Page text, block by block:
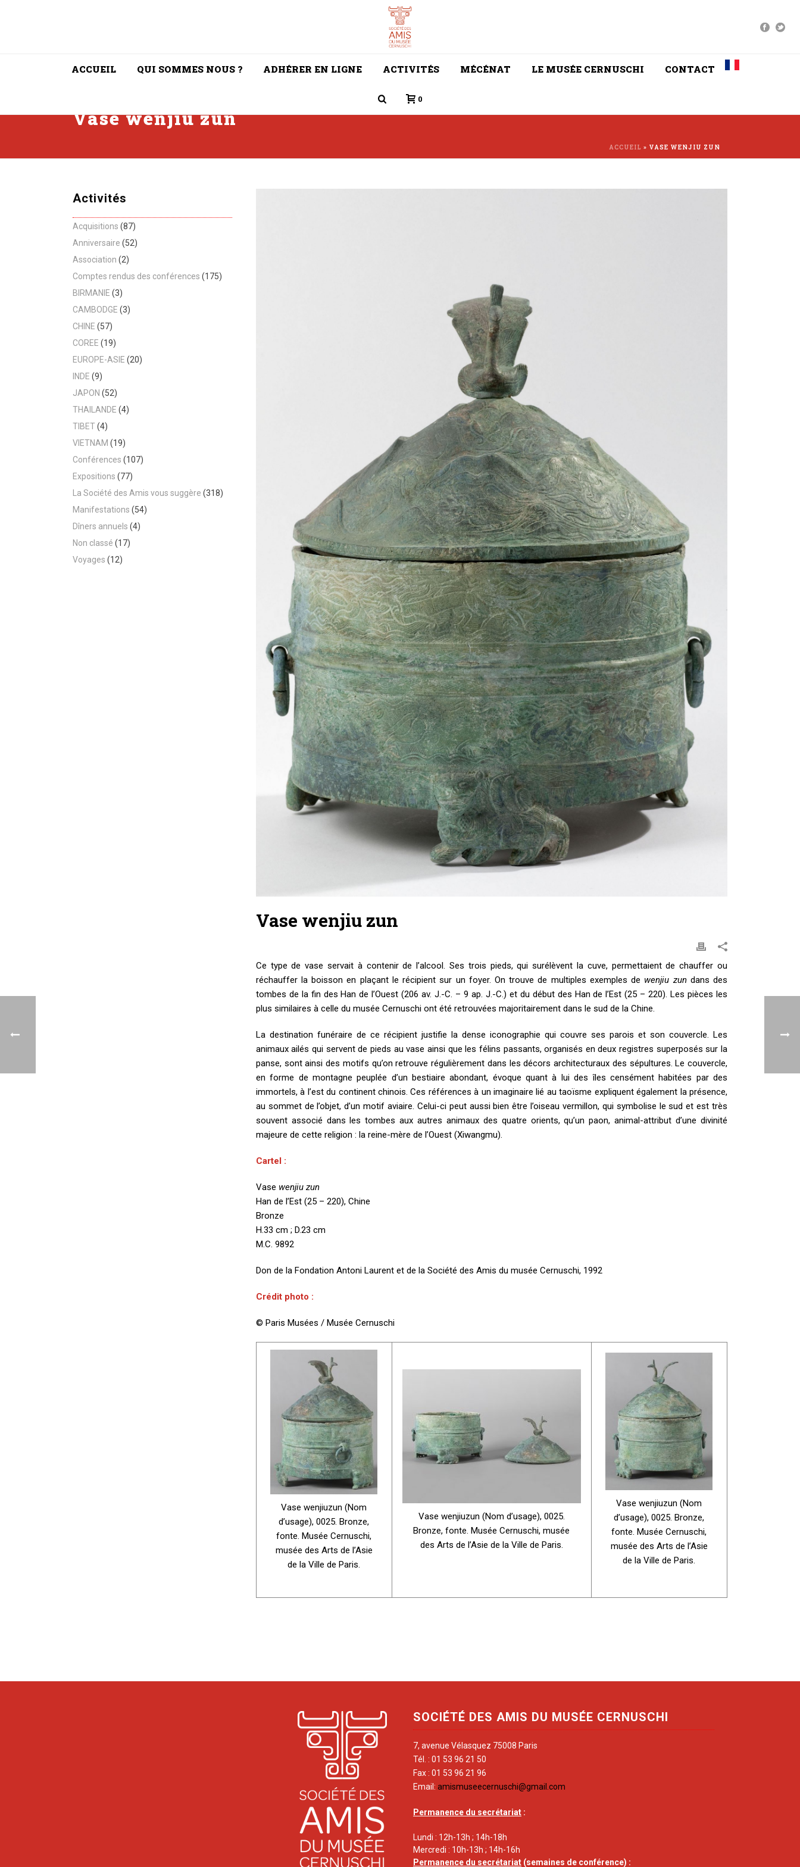
ACCUEIL QUI SOMMES NOUS ? ADHÉRER EN LIGNE ACTIVITÉS MÉCÉNAT LE MUSÉE CERNUSCHI CONTACT
0
Vase wenjiu zun
ACCUEIL » VASE WENJIU ZUN
Vase wenjiu zun
Ce type de vase servait à contenir de l’alcool. Ses trois pieds, qui surélèvent la cuve, permettaient de chauffer ou
réchauffer la boisson en plaçant le récipient sur un foyer. On trouve de multiples exemples de wenjiu zun dans des
tombes de la fin des Han de l’Ouest (206 av. J.-C. – 9 ap. J.-C.) et du début des Han de l’Est (25 – 220). Les pièces les
plus similaires à celle du musée Cernuschi ont été retrouvées majoritairement dans le sud de la Chine.
La destination funéraire de ce récipient justifie la dense iconographie qui couvre ses parois et son couvercle. Les
animaux ailés qui servent de pieds au vase ainsi que les félins passants, organisés en deux registres superposés sur la
panse, sont ainsi des motifs qu’on retrouve régulièrement dans les décors architecturaux des sépultures. Le couvercle,
en forme de montagne peuplée d’un bestiaire abondant, évoque quant à lui des îles censément habitées par des
immortels, à l’est du continent chinois. Ces références à un imaginaire lié au taoïsme expliquent également la présence,
au sommet de l’objet, d’un motif aviaire. Celui-ci peut aussi bien être l’oiseau vermillon, qui symbolise le sud et est très
souvent associé dans les tombes aux autres animaux des quatre orients, qu’un paon, animal-attribut d’une divinité
majeure de cette religion : la reine-mère de l’Ouest (Xiwangmu).
Cartel :
Vase wenjiu zun
Han de l’Est (25 – 220), Chine
Bronze
H.33 cm ; D.23 cm
M.C. 9892
Don de la Fondation Antoni Laurent et de la Société des Amis du musée Cernuschi, 1992
Crédit photo :
© Paris Musées / Musée Cernuschi
Vase wenjiuzun (Nom
d’usage), 0025. Bronze,
fonte. Musée Cernuschi,
musée des Arts de l’Asie
de la Ville de Paris.
Vase wenjiuzun (Nom d’usage), 0025.
Bronze, fonte. Musée Cernuschi, musée
des Arts de l’Asie de la Ville de Paris.
Vase wenjiuzun (Nom
d’usage), 0025. Bronze,
fonte. Musée Cernuschi,
musée des Arts de l’Asie
de la Ville de Paris.
Activités
Acquisitions (87)
Anniversaire (52)
Association (2)
Comptes rendus des conférences (175)
BIRMANIE (3)
CAMBODGE (3)
CHINE (57)
COREE (19)
EUROPE-ASIE (20)
INDE (9)
JAPON (52)
THAILANDE (4)
TIBET(4)
VIETNAM (19)
Conférences (107)
Expositions (77)
La Société des Amis vous suggère (318)
Manifestations (54)
Dîners annuels (4)
Non classé (17)
Voyages (12)
SOCIÉTÉ DES AMIS DU MUSÉE CERNUSCHI
7, avenue Vélasquez 75008 Paris
Tél. : 01 53 96 21 50
Fax : 01 53 96 21 96
Email: amismuseecernuschi@gmail.com
Permanence du secrétariat :
Lundi : 12h-13h ; 14h-18h
Mercredi : 10h-13h ; 14h-16h
Permanence du secrétariat (semaines de conférence) :